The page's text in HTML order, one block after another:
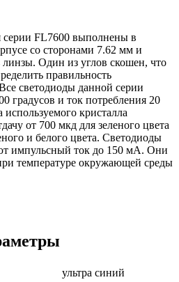
FL7600 выполнены в
со сторонами 7.62 мм и
Один из углов скошен, что
правильность
светодиоды данной серии
градусов и ток потребления 20
кристалла
от 700 мкд для зеленого цвета
и белого цвета. Светодиоды
импульсный ток до 150 мА. Они
температуре окружающей среды
ультра синий